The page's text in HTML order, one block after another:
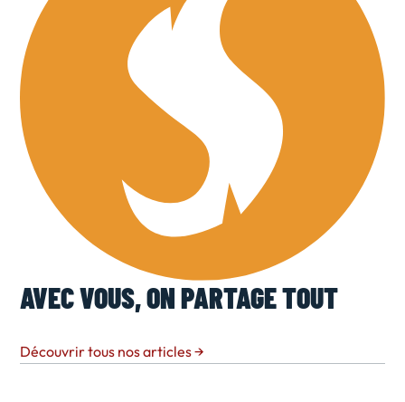
AVEC VOUS, ON PARTAGE TOUT
Découvrir tous nos articles→